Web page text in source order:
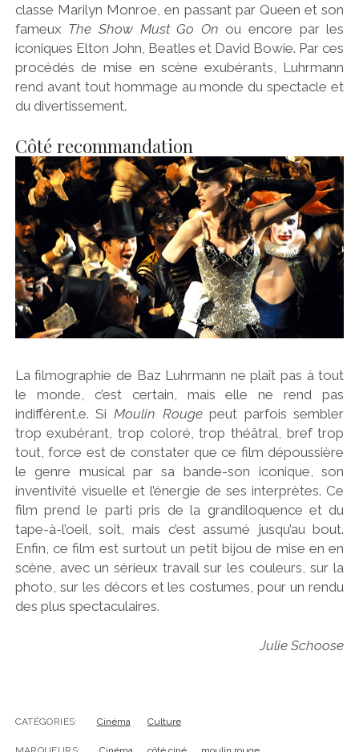
classe Marilyn Monroe, en passant par Queen et son
fameux The Show Must Go On ou encore par les
iconiques Elton John, Beatles et David Bowie. Par ces
procédés de mise en scène exubérants, Luhrmann
rend avant tout hommage au monde du spectacle et
du divertissement.
Côté recommandation
La filmographie de Baz Luhrmann ne plaît pas à tout
le monde, c’est certain, mais elle ne rend pas
indifférent.e. Si Moulin Rougepeut parfois sembler
trop exubérant, trop coloré, trop théâtral, bref trop
tout, force est de constater que ce film dépoussière
le genre musical par sa bande-son iconique, son
inventivité visuelle et l’énergie de ses interprètes. Ce
film prend le parti pris de la grandiloquence et du
tape-à-l’oeil, soit, mais c’est assumé jusqu’au bout.
Enfin, ce film est surtout un petit bijou de mise en en
scène, avec un sérieux travail sur les couleurs, sur la
photo, sur les décors et les costumes, pour un rendu
des plus spectaculaires.
Julie Schoose
CATÉGORIES: Cinéma Culture